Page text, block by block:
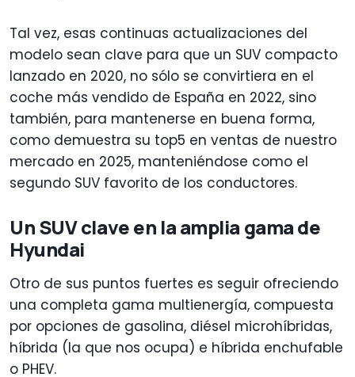
Tal vez, esas continuas actualizaciones del
modelo sean clave para que un SUV compacto
lanzado en 2020, no sólo se convirtiera en el
coche más vendido de España en 2022, sino
también, para mantenerse en buena forma,
como demuestra su top5 en ventas de nuestro
mercado en 2025, manteniéndose como el
segundo SUV favorito de los conductores.
Un SUV clave en la amplia gama de
Hyundai
Otro de sus puntos fuertes es seguir ofreciendo
una completa gama multienergía, compuesta
por opciones de gasolina, diésel microhíbridas,
híbrida (la que nos ocupa) e híbrida enchufable
o PHEV.